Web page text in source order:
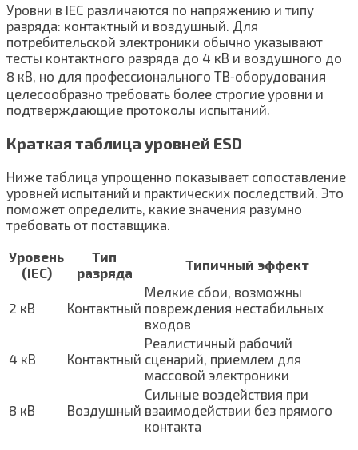
Уровни в IEC различаются по напряжению и типу
разряда: контактный и воздушный. Для
потребительской электроники обычно указывают
тесты контактного разряда до 4 кВ и воздушного до
8 кВ, но для профессионального ТВ‑оборудования
целесообразно требовать более строгие уровни и
подтверждающие протоколы испытаний.
Краткая таблица уровней ESD
Ниже таблица упрощенно показывает сопоставление
уровней испытаний и практических последствий. Это
поможет определить, какие значения разумно
требовать от поставщика.
Уровень
(IEC)
Тип
разряда
Типичный эффект
2 кВ Контактный
Мелкие сбои, возможны
повреждения нестабильных
входов
4 кВ Контактный
Реалистичный рабочий
сценарий, приемлем для
массовой электроники
8 кВ Воздушный
Сильные воздействия при
взаимодействии без прямого
контакта